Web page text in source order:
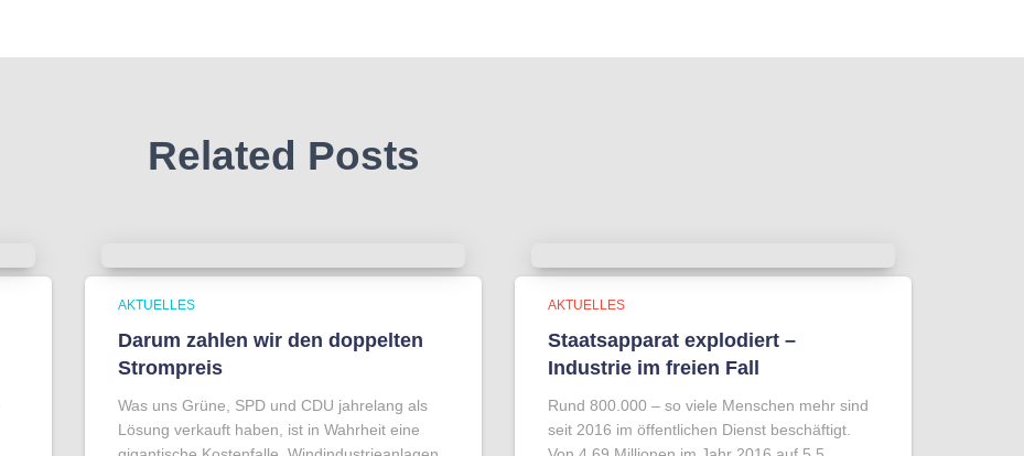
Related Posts
AKTUELLES
Darum zahlen wir den doppelten
Strompreis
Was uns Grüne, SPD und CDU jahrelang als
Lösung verkauft haben, ist in Wahrheit eine
AKTUELLES
Staatsapparat explodiert –
Industrie im freien Fall
Rund 800.000 – so viele Menschen mehr sind
seit 2016 im öffentlichen Dienst beschäftigt.